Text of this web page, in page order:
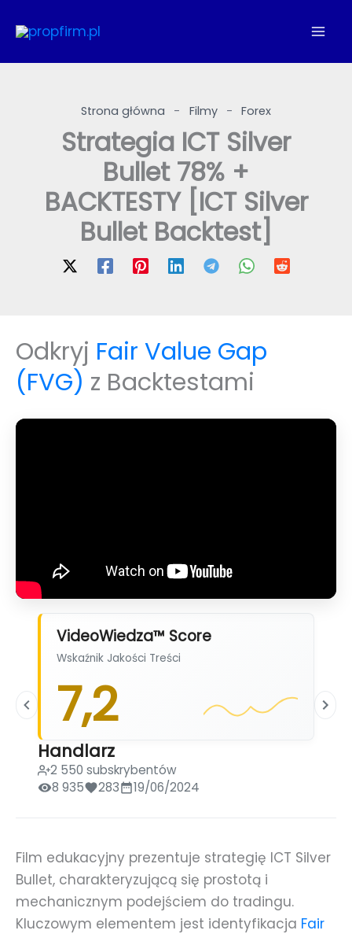
do
Strona główna - Filmy - Forex
Strategia ICT Silver
Bullet 78% +
BACKTESTY [ICT Silver
Bullet Backtest]
Odkryj Fair Value Gap
(FVG) z Backtestami
VideoWiedza™ Score
Wskaźnik Jakości Treści
7,2
Handlarz
2 550 subskrybentów
8 935
283 19/06/2024
Film edukacyjny prezentuje strategię ICT Silver
Bullet, charakteryzującą się prostotą i
mechanicznym podejściem do tradingu.
Kluczowym elementem jest identyfikacja Fair